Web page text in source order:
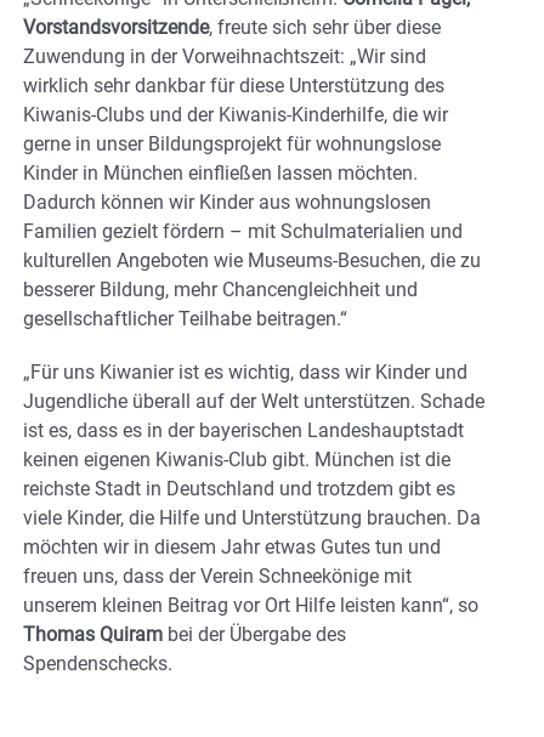
Vorstandsvorsitzende, freute sich sehr über diese
Zuwendung in der Vorweihnachtszeit: „Wir sind
wirklich sehr dankbar für diese Unterstützung des
Kiwanis-Clubs und der Kiwanis-Kinderhilfe, die wir
gerne in unser Bildungsprojekt für wohnungslose
Kinder in München einfließen lassen möchten.
Dadurch können wir Kinder aus wohnungslosen
Familien gezielt fördern – mit Schulmaterialien und
kulturellen Angeboten wie Museums-Besuchen, die zu
besserer Bildung, mehr Chancengleichheit und
gesellschaftlicher Teilhabe beitragen.“
„Für uns Kiwanier ist es wichtig, dass wir Kinder und
Jugendliche überall auf der Welt unterstützen. Schade
ist es, dass es in der bayerischen Landeshauptstadt
keinen eigenen Kiwanis-Club gibt. München ist die
reichste Stadt in Deutschland und trotzdem gibt es
viele Kinder, die Hilfe und Unterstützung brauchen. Da
möchten wir in diesem Jahr etwas Gutes tun und
freuen uns, dass der Verein Schneekönige mit
unserem kleinen Beitrag vor Ort Hilfe leisten kann“, so
Thomas Quiram bei der Übergabe des
Spendenschecks.